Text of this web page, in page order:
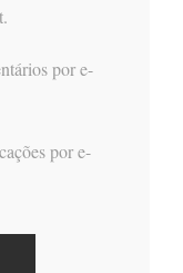
por e-
por e-